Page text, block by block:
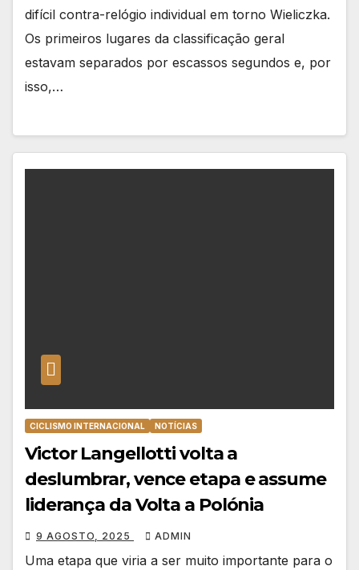
difícil contra-relógio individual em torno Wieliczka.
Os primeiros lugares da classificação geral
estavam separados por escassos segundos e, por
isso,…
CICLISMO INTERNACIONAL NOTÍCIAS
Victor Langellotti volta a
deslumbrar, vence etapa e assume
liderança da Volta a Polónia
9 AGOSTO, 2025 ADMIN
Uma etapa que viria a ser muito importante para o